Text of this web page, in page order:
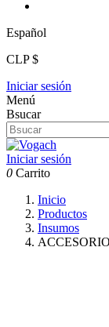
Español
CLP $
Iniciar sesión
Menú
Bsucar
Iniciar sesión
0 Carrito
Inicio
Productos
Insumos